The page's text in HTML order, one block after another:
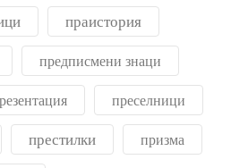
праистория
предписмени знаци
преселници
престилки призма